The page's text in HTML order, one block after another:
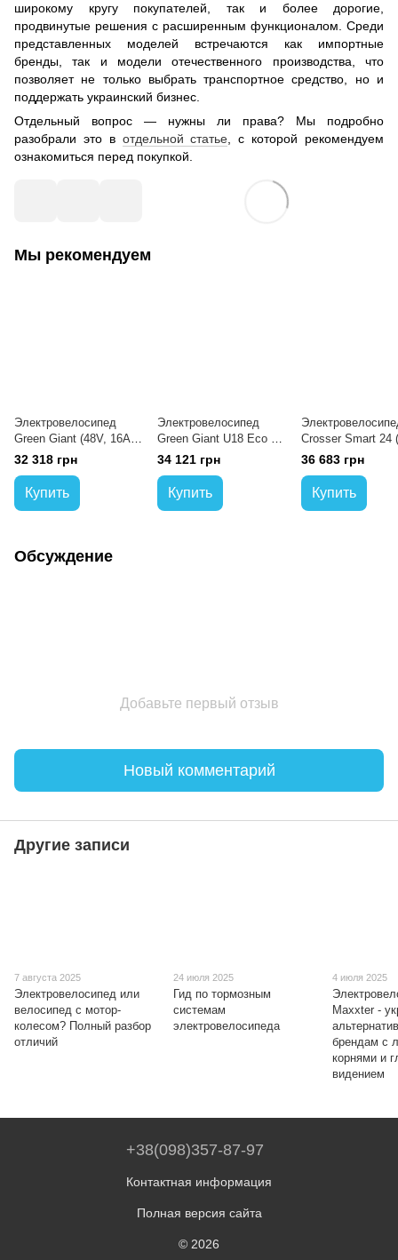
широкому кругу покупателей, так и более дорогие,
продвинутые решения с расширенным функционалом. Среди
представленных моделей встречаются как импортные
бренды, так и модели отечественного производства, что
позволяет не только выбрать транспортное средство, но и
поддержать украинский бизнес.
Отдельный вопрос — нужны ли права? Мы подробно
разобрали это в отдельной статье , с которой рекомендуем
ознакомиться перед покупкой.
Мы рекомендуем
Электровелосипед
Green Giant (48V, 16Ah,
600W, 25 км/час)
колеса 18"
32 318 грн
Купить
Электровелосипед
Green Giant U18 Eco 20
дюймов (600W, 48V, 18
Ан, 50 км/час) Черный
34 121 грн
Купить
Crosser Smart 24
36v 13,2Ач 40 км/
ЧОРНЫЙ
36 683 грн
Купить
Обсуждение
Добавьте первый отзыв
Новый комментарий
Другие записи
7 августа 2025
Электровелосипед или
велосипед с мотор-
колесом? Полный разбор
отличий
24 июля 2025
Гид по тормозным
системам
электровелосипеда
4 июля 2025
Maxxter -
брендам с
корнями и
видением
+38(098)357-87-97
Контактная информация
Полная версия сайта
© 2026